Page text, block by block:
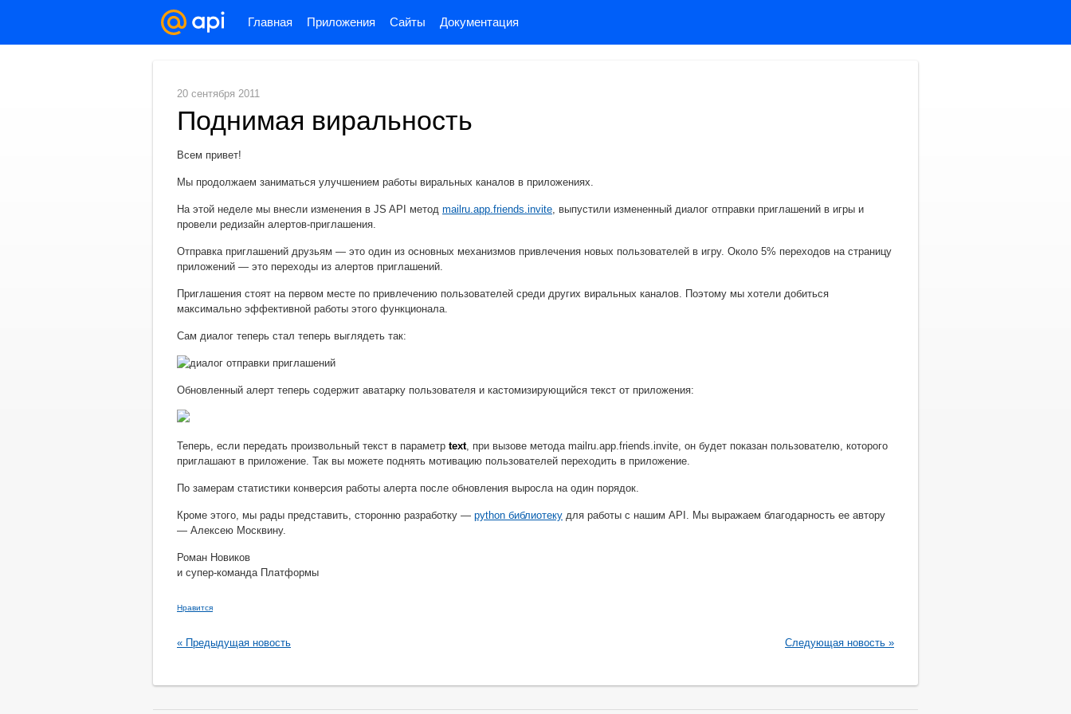
Главная Приложения Сайты Документация
20 сентября 2011
Поднимая виральность
Всем привет!
Мы продолжаем заниматься улучшением работы виральных каналов в приложениях.
На этой неделе мы внесли изменения в JS API метод mailru.app.friends.invite, выпустили измененный диалог отправки приглашений в игры и
провели редизайн алертов-приглашения.
Отправка приглашений друзьям — это один из основных механизмов привлечения новых пользователей в игру. Около 5% переходов на страницу
приложений — это переходы из алертов приглашений.
Приглашения стоят на первом месте по привлечению пользователей среди других виральных каналов. Поэтому мы хотели добиться
максимально эффективной работы этого функционала.
Сам диалог теперь стал теперь выглядеть так:
Обновленный алерт теперь содержит аватарку пользователя и кастомизирующийся текст от приложения:
Теперь, если передать произвольный текст в параметр text, при вызове метода mailru.app.friends.invite, он будет показан пользователю, которого
приглашают в приложение. Так вы можете поднять мотивацию пользователей переходить в приложение.
По замерам статистики конверсия работы алерта после обновления выросла на один порядок.
Кроме этого, мы рады представить, сторонню разработку — python библиотеку для работы с нашим API. Мы выражаем благодарность ее автору
— Алексею Москвину.
Роман Новиков
и супер-команда Платформы
Нравится
« Предыдущая новость Следующая новость »